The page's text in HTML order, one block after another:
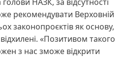
рекомендувати Верховній
законопроєктів як основу,
«Позитивом такого
з нас зможе відкрити